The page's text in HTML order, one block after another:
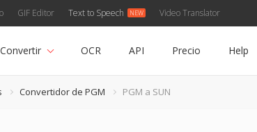
GIF Editor Text to Speech Video Translator
Convertir OCR API Precio Help
Convertidor de PGM PGM a SUN